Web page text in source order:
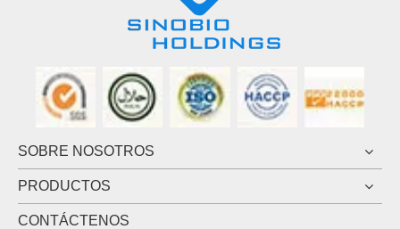
SOBRE NOSOTROS
PRODUCTOS
CONTÁCTENOS